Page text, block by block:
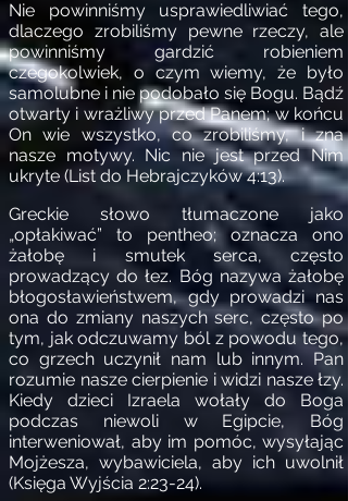
Nie powinniśmy usprawiedliwiać tego,
dlaczego zrobiliśmy pewne rzeczy, ale
powinniśmy gardzić robieniem
czegokolwiek, o czym wiemy, że było
samolubne i nie podobało się Bogu. Bądź
otwarty i wrażliwy przed Panem; w końcu
On wie wszystko, co zrobiliśmy, i zna
nasze motywy. Nic nie jest przed Nim
ukryte (List do Hebrajczyków 4:13).
Greckie słowo tłumaczone jako
„opłakiwać” to pentheo; oznacza ono
żałobę i smutek serca, często
prowadzący do łez. Bóg nazywa żałobę
błogosławieństwem, gdy prowadzi nas
ona do zmiany naszych serc, często po
tym, jak odczuwamy ból z powodu tego,
co grzech uczynił nam lub innym. Pan
rozumie nasze cierpienie i widzi nasze łzy.
Kiedy dzieci Izraela wołały do Boga
podczas niewoli w Egipcie, Bóg
interweniował, aby im pomóc, wysyłając
Mojżesza, wybawiciela, aby ich uwolnił
(Księga Wyjścia 2:23-24).